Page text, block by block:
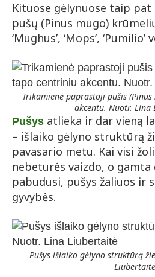
Kituose gėlynuose taip pat
pušų (Pinus mugo)
‘Mughus’, ‘Mops’, ‘Pumilio’
Trikamienė paprastoji pušis
akcentu. Nuotr. Lina
Pušys atlieka ir dar vieną
– išlaiko gėlyno struktūrą
pavasario metu. Kai visi
nebeturės vaizdo, o gamta
pabudusi, pušys žaliuos ir
gyvybės.
Pušys išlaiko gėlyno struktūrą
Liubertaitė